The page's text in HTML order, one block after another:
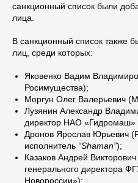
санкционный список были
лица.
В санкционный список также
лиц, среди которых:
Яковенко Вадим
Росимущества);
Моргун Олег Валерьевич
Лузянин Александр
директор НАО
Дронов Ярослав Юрьевич
исполнитель “Shaman”);
Казаков Андрей
генерального директора
Новороссии»);